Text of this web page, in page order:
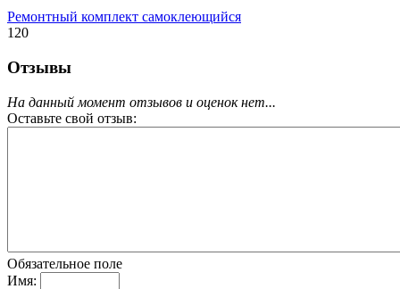
Ремонтный комплект самоклеющийся
120
Отзывы
На данный момент отзывов и оценок нет...
Оставьте свой отзыв:
Обязательное поле
Имя: